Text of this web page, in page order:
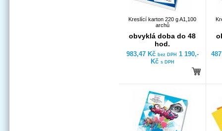
Kreslící karton 220 g A1,100
archů
obvyklá doba do 48
hod.
983,47 Kč bez DPH 1 190,-
Kč s DPH